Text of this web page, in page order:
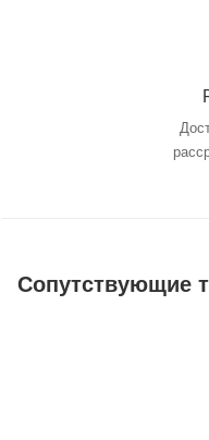
Сопутствующие